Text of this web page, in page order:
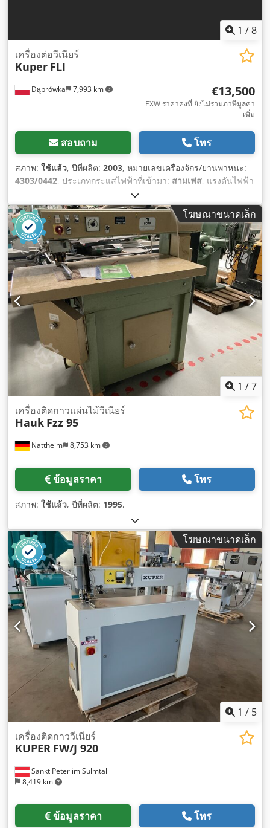
1 /8
Dąbrówka 7,993 km
เครื่องต่อวีเนียร์
Kuper FLI
€13,500
EXW ราคาคงที่ ยังไม่รวมภาษีมูลค่า
เพิ่ม
สอบถาม โทร
สภาพ: ใช้แล้ว, ปีที่ผลิต: 2003, หมายเลขเครื่องจักร/ยานพาหนะ:
4303/0442, ประเภทกระแสไฟฟ้าที่เข้ามา: สามเฟส, แรงดันไฟฟ้า
2,000 กก.
โฆษณาขนาดเล็ก
1 /7
Nattheim 8,753 km
เครื่องติดกาวแผ่นไม้วีเนียร์
Hauk Fzz 95
ข้อมูลราคา โทร
สภาพ: ใช้แล้ว, ปีที่ผลิต: 1995,
โฆษณาขนาดเล็ก
1 / 5
Sankt Peter im Sulmtal
8,419 km
เครื่องติดกาววีเนียร์
KUPER FW/J 920
ข้อมูลราคา โทร